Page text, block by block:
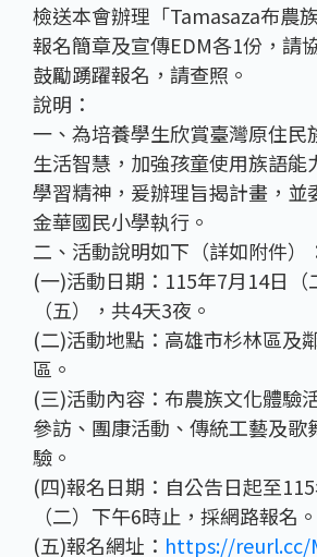
檢送本會辦理「Tamasaza布農
報名簡章及宣傳EDM各1份，請
鼓勵踴躍報名，請查照。
說明：
一、為培養學生欣賞臺灣原住民
生活智慧，加強孩童使用族語能
學習精神，爰辦理旨揭計畫，並
金華國民小學執行。
二、活動說明如下（詳如附件）
(一)活動日期：115年7月14日（
（五），共4天3夜。
(二)活動地點：高雄市杉林區及
區。
(三)活動內容：布農族文化體驗
參訪、團康活動、傳統工藝及歌
驗。
(四)報名日期：自公告日起至
（二）下午6時止，採網路報名。
(五)報名網址： https://reurl.cc/